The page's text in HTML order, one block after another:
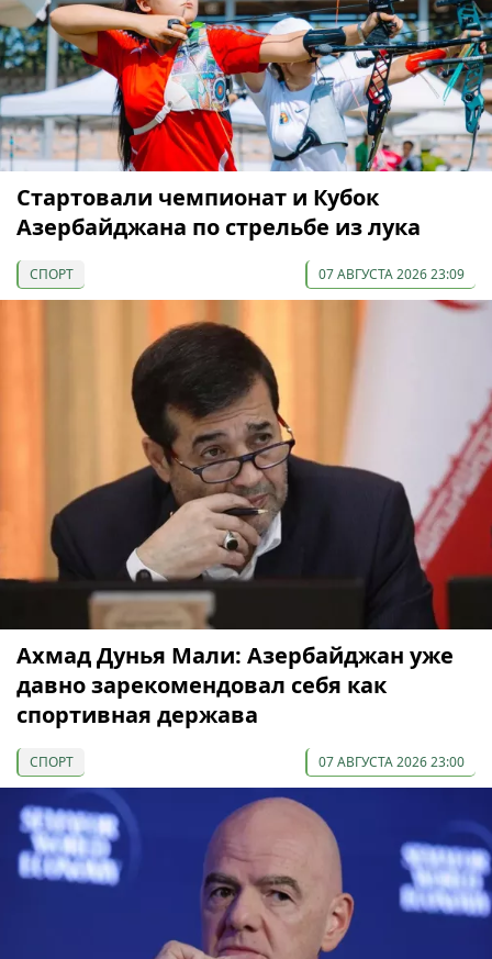
Cтартовали чемпионат и Кубок
Азербайджана по стрельбе из лука
СПОРТ 07 АВГУСТА 2026 23:09
Ахмад Дунья Мали: Азербайджан уже
давно зарекомендовал себя как
спортивная держава
СПОРТ 07 АВГУСТА 2026 23:00